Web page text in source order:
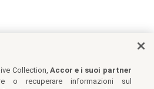
Collection, Accor e i suoi partner
o recuperare informazioni sul